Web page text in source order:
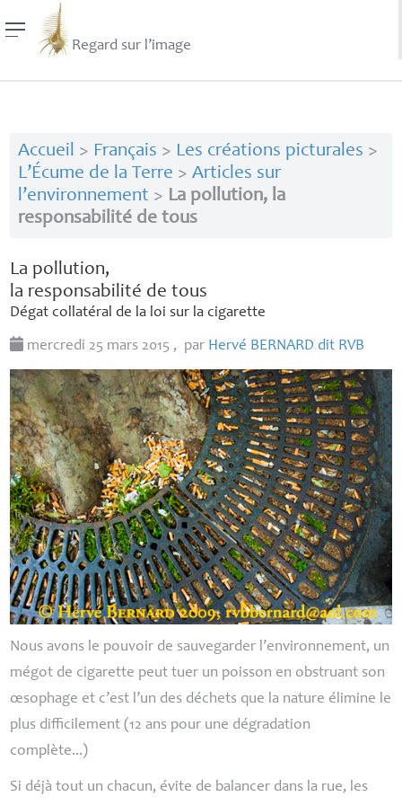
Regard sur l’image
Accueil > Français > Les créations picturales >
L’Écume de la Terre > Articles sur
l’environnement > La pollution, la
responsabilité de tous
La pollution,
la responsabilité de tous
Dégat collatéral de la loi sur la cigarette
mercredi 25 mars 2015 , par Hervé BERNARD dit RVB
Nous avons le pouvoir de sauvegarder l’environnement, un
mégot de cigarette peut tuer un poisson en obstruant son
œsophage et c’est l’un des déchets que la nature élimine le
plus difficilement (12 ans pour une dégradation
complète...)
Si déjà tout un chacun, évite de balancer dans la rue, les